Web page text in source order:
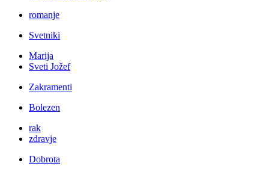
romanje
Svetniki
Marija
Sveti Jožef
Zakramenti
Bolezen
rak
zdravje
Dobrota